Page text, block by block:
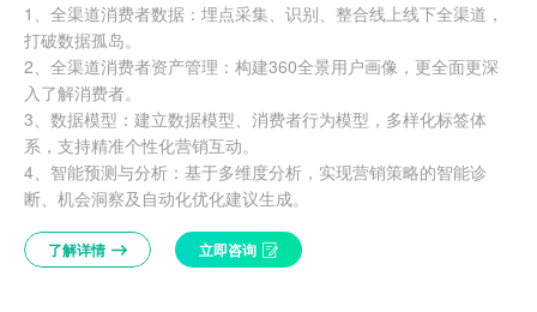
1、全渠道消费者数据：埋点采集、识别、整合线上线下全渠道，
打破数据孤岛。
2、全渠道消费者资产管理：构建360全景用户画像，更全面更深
入了解消费者。
3、数据模型：建立数据模型、消费者行为模型，多样化标签体
系，支持精准个性化营销互动。
4、‌智能预测与分析：基于多维度分析，实现营销策略的智能诊
断、机会洞察及自动化优化建议生成。
了解详情 立即咨询